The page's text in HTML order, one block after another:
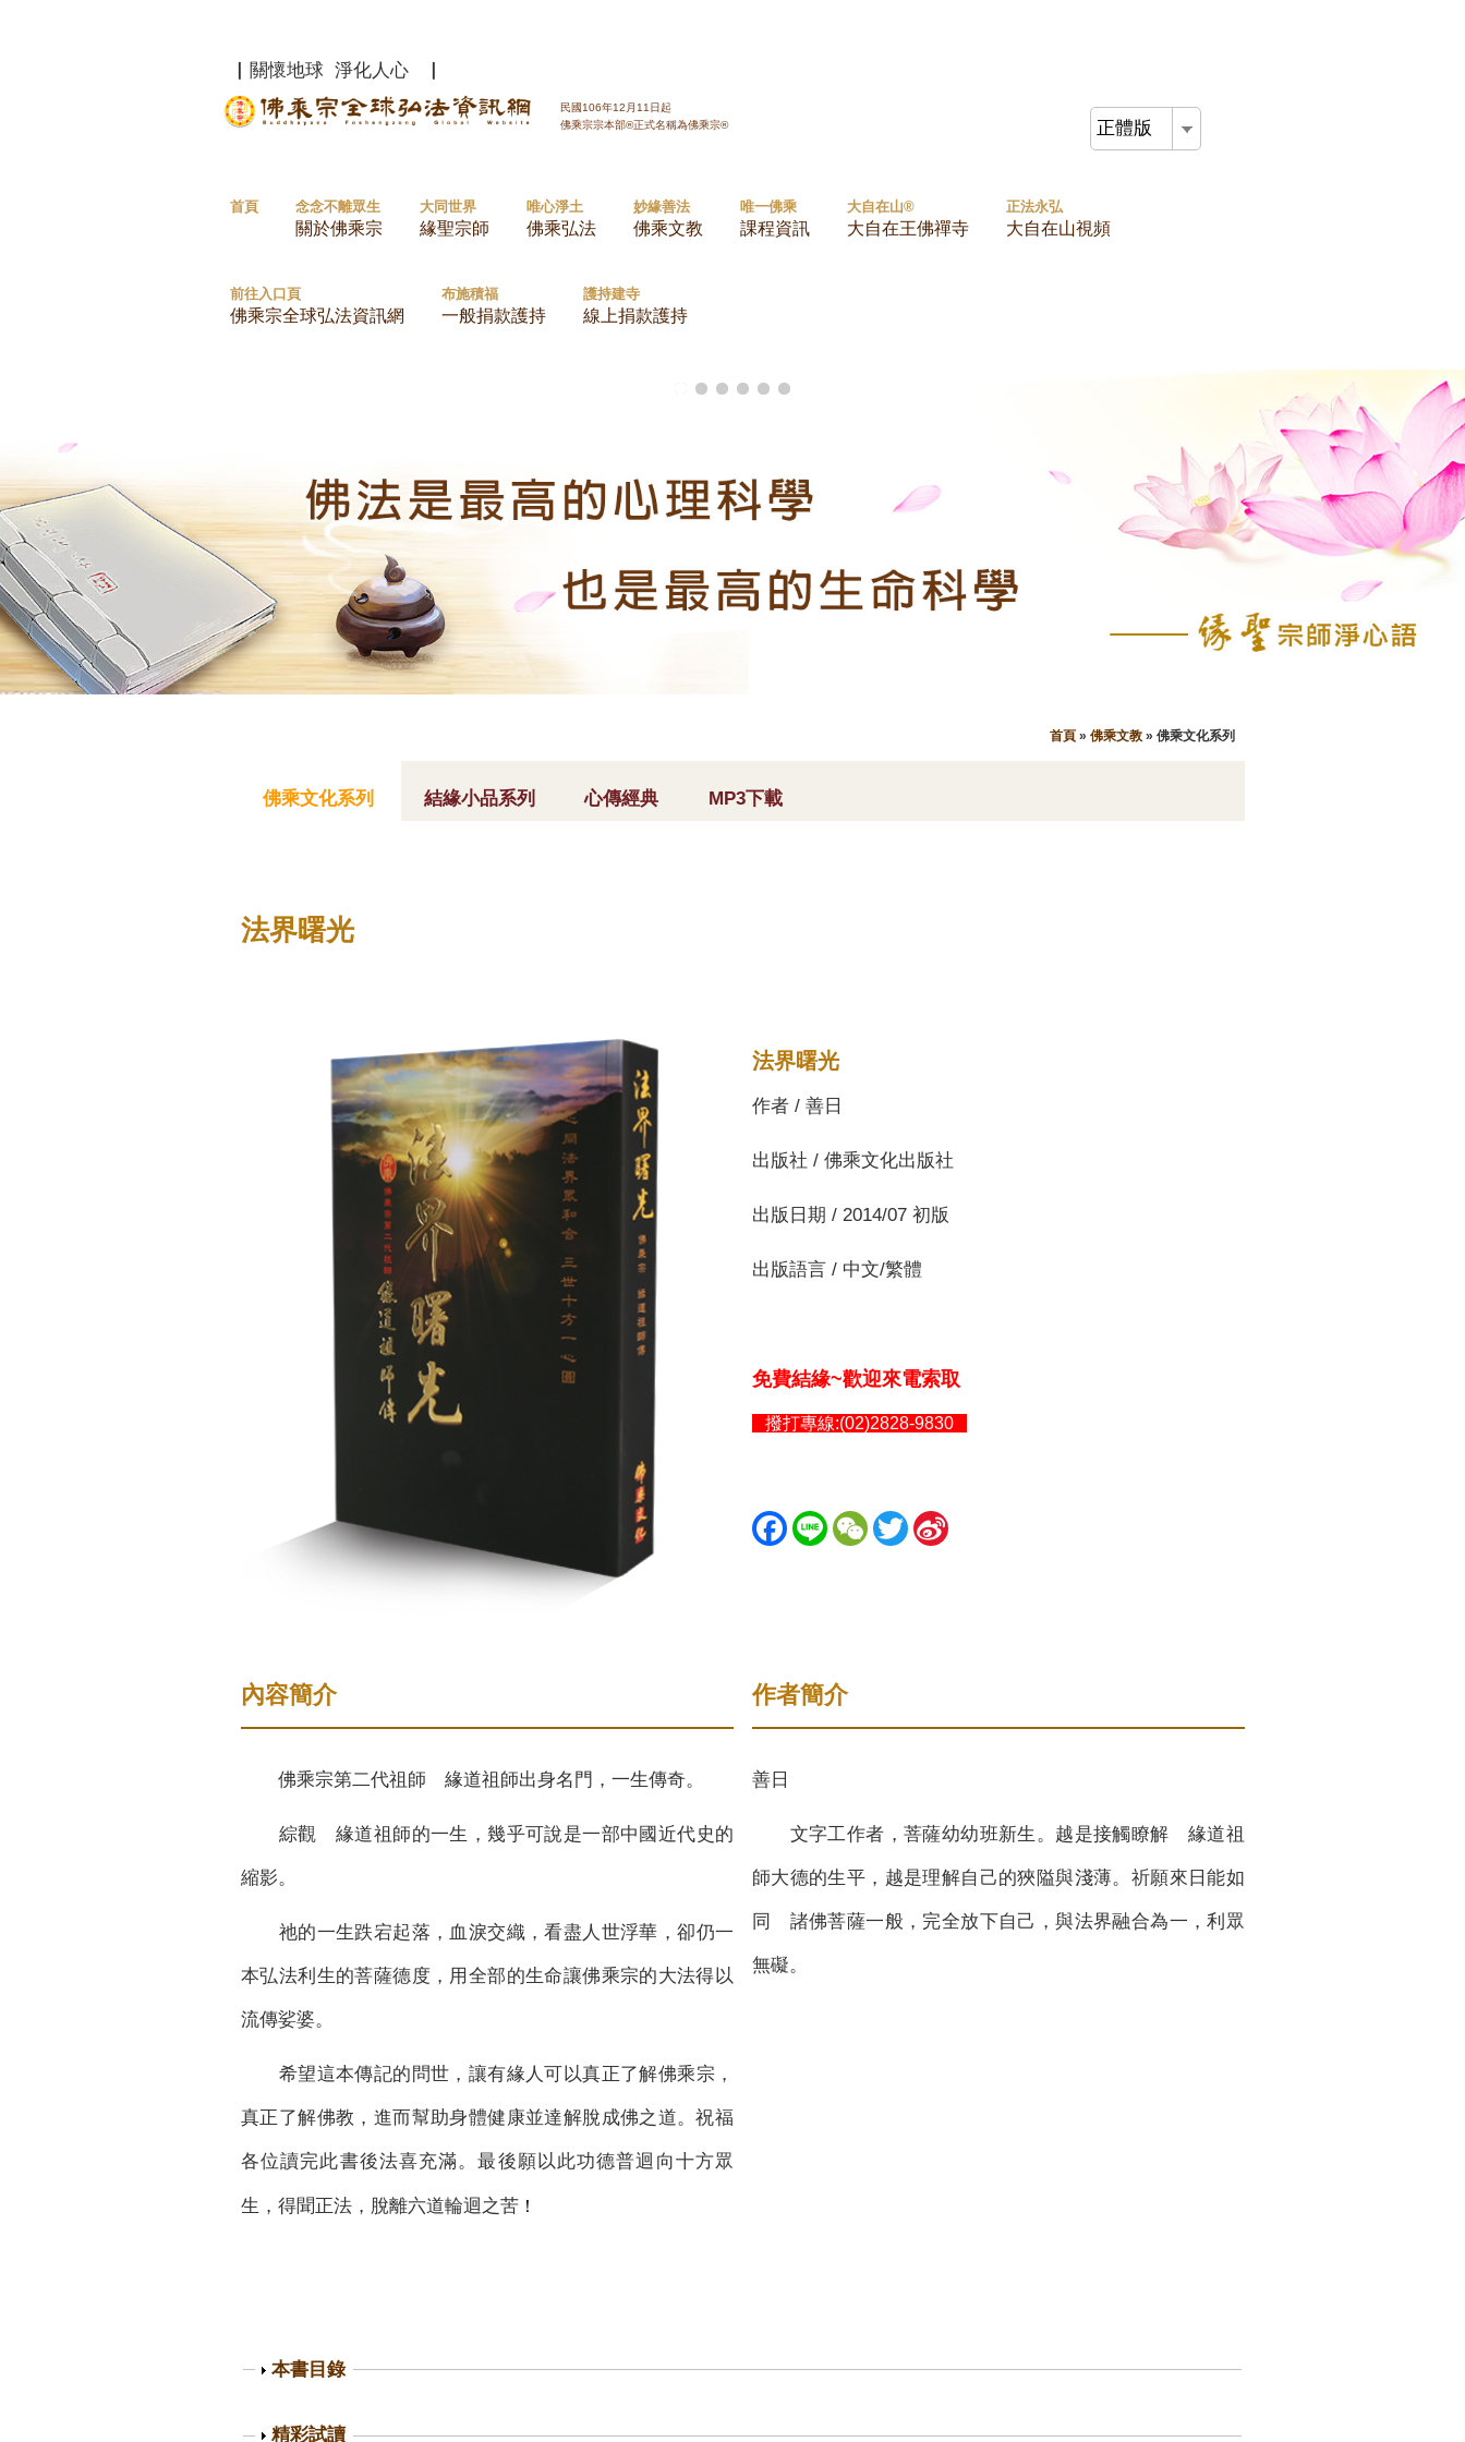
▏關懷地球 淨化人心 ▏
民國106年12月11日起
佛乘宗宗本部®正式名稱為佛乘宗®
正體版
首頁 念念不離眾生
關於佛乘宗
大同世界
緣聖宗師
唯心淨土
佛乘弘法
妙緣善法
佛乘文教
唯一佛乘
課程資訊
大自在山®
大自在王佛禪寺
正法永弘
大自在山視頻
前往入口頁
佛乘宗全球弘法資訊網
布施積福
一般捐款護持
護持建寺
線上捐款護持
首頁 » 佛乘文教 » 佛乘文化系列
佛乘文化系列 結緣小品系列 心傳經典 MP3下載
法界曙光
法界曙光
作者 / 善日
出版社 / 佛乘文化出版社
出版日期 / 2014/07 初版
出版語言 / 中文/繁體
免費結緣~歡迎來電索取
撥打專線:(02)2828-9830
Fac Line We
Twit Sin
內容簡介
佛乘宗第二代祖師 緣道祖師出身名門，一生傳奇。
綜觀 緣道祖師的一生，幾乎可說是一部中國近代史的
縮影。
祂的一生跌宕起落，血淚交織，看盡人世浮華，卻仍一
本弘法利生的菩薩德度，用全部的生命讓佛乘宗的大法得以
流傳娑婆。
希望這本傳記的問世，讓有緣人可以真正了解佛乘宗，
真正了解佛教，進而幫助身體健康並達解脫成佛之道。祝福
各位讀完此書後法喜充滿。最後願以此功德普迴向十方眾
生，得聞正法，脫離六道輪迴之苦 ！
作者簡介
善日
文字工作者，菩薩幼幼班新生。越是接觸瞭解 緣道祖
師大德的生平，越是理解自己的狹隘與淺薄。祈願來日能如
同 諸佛菩薩一般，完全放下自己，與法界融合為一，利眾
無礙。
顯
本書目錄
顯
精彩試讀